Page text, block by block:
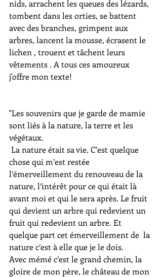
nids, arrachent les queues des lézards,
tombent dans les orties, se battent
avec des branches, grimpent aux
arbres, lancent la mousse, écrasent le
lichen , trouent et tâchent leurs
vêtements . A tous ces amoureux
j'offre mon texte!
"Les souvenirs que je garde de mamie
sont liés à la nature, la terre et les
végétaux.
chose qui m’est restée
l’émerveillement du renouveau de la
nature, l’intérêt pour ce qui était là
avant moi et qui le sera après. Le fruit
qui devient un arbre qui redevient un
fruit qui redevient un arbre. Et
quelque part cet émerveillement de  la
nature c’est à elle que je le dois.
Avec mémé c’est le grand chemin, la
gloire de mon père, le château de mon